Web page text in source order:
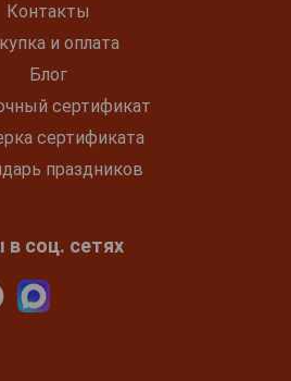
Контакты
и оплата
Блог
сертификат
сертификата
праздников
соц. сетях